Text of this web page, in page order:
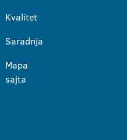
Kvalitet
Saradnja
Mapa
sajta